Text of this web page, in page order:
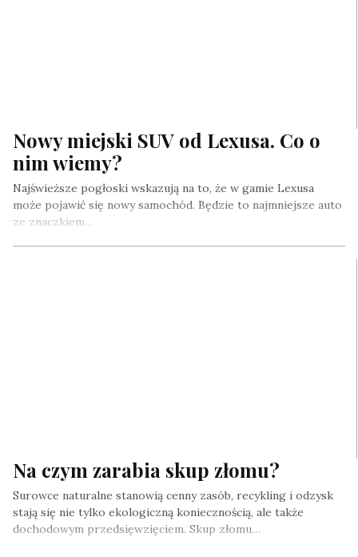
Nowy miejski SUV od Lexusa. Co o
nim wiemy?
Najświeższe pogłoski wskazują na to, że w gamie Lexusa
może pojawić się nowy samochód. Będzie to najmniejsze auto
ze znaczkiem…
Na czym zarabia skup złomu?
Surowce naturalne stanowią cenny zasób, recykling i odzysk
stają się nie tylko ekologiczną koniecznością, ale także
dochodowym przedsięwzięciem. Skup złomu…